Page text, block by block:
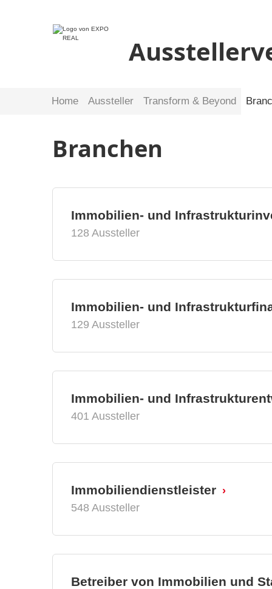
Home Aussteller Transform & Beyond
Branchen
Immobilien- und
128 Aussteller
Immobilien- und
129 Aussteller
Immobilien- und
401 Aussteller
Immobiliendienstleister
548 Aussteller
Betreiber von Immobilien und